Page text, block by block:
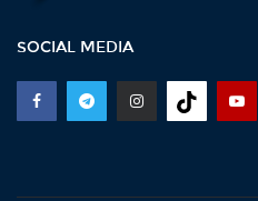
SOCIAL MEDIA